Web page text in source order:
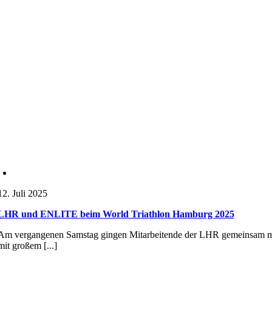
Juli 2025
und ENLITE beim World Triathlon Hamburg 2025
vergangenen Samstag gingen Mitarbeitende der LHR
großem [...]